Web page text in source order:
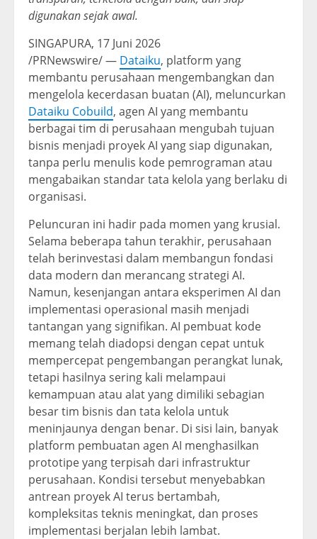
digunakan sejak awal.
SINGAPURA, 17 Juni 2026
/PRNewswire/ — Dataiku, platform yang
membantu perusahaan mengembangkan dan
mengelola kecerdasan buatan (AI), meluncurkan
Dataiku Cobuild, agen AI yang membantu
berbagai tim di perusahaan mengubah tujuan
bisnis menjadi proyek AI yang siap digunakan,
tanpa perlu menulis kode pemrograman atau
mengabaikan standar tata kelola yang berlaku di
organisasi.
Peluncuran ini hadir pada momen yang krusial.
Selama beberapa tahun terakhir, perusahaan
telah berinvestasi dalam membangun fondasi
data modern dan merancang strategi AI.
Namun, kesenjangan antara eksperimen AI dan
implementasi operasional masih menjadi
tantangan yang signifikan. AI pembuat kode
memang telah diadopsi dengan cepat untuk
mempercepat pengembangan perangkat lunak,
tetapi hasilnya sering kali melampaui
kemampuan atau alat yang dimiliki sebagian
besar tim bisnis dan tata kelola untuk
meninjaunya dengan benar. Di sisi lain, banyak
platform pembuatan agen AI menghasilkan
prototipe yang terpisah dari infrastruktur
perusahaan. Kondisi tersebut menyebabkan
antrean proyek AI terus bertambah,
kompleksitas teknis meningkat, dan proses
implementasi berjalan lebih lambat.